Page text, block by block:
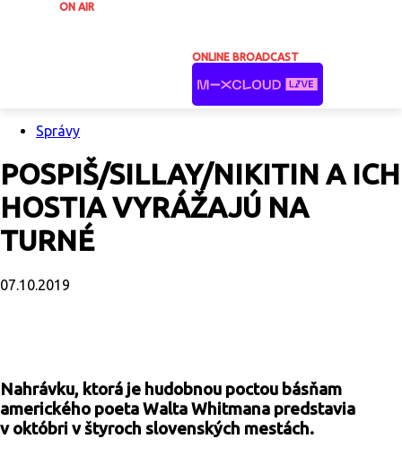
ON AIR
ONLINE BROADCAST
Správy
POSPIŠ/SILLAY/NIKITIN A ICH
HOSTIA VYRÁŽAJÚ NA
TURNÉ
07.10.2019
Nahrávku, ktorá je hudobnou poctou básňam
amerického poeta Walta Whitmana predstavia
v októbri v štyroch slovenských mestách.